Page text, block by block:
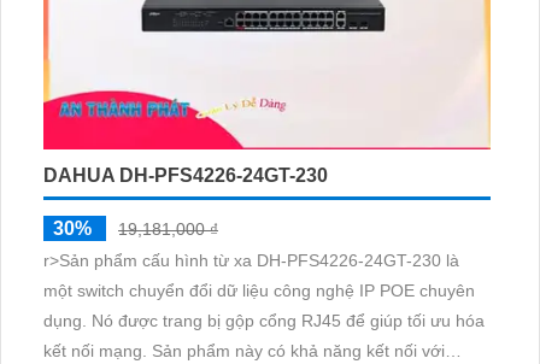
DAHUA DH-PFS4226-24GT-230
30%
19,181,000 ₫
r>Sản phẩm cấu hình từ xa DH-PFS4226-24GT-230 là
một switch chuyển đổi dữ liệu công nghệ IP POE chuyên
dụng. Nó được trang bị gộp cổng RJ45 để giúp tối ưu hóa
kết nối mạng. Sản phẩm này có khả năng kết nối với